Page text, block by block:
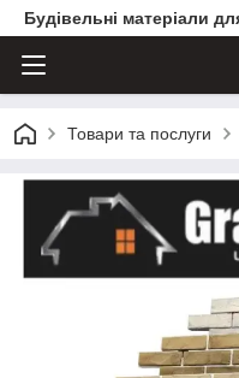
Будівельні матеріали
Товари та послуги